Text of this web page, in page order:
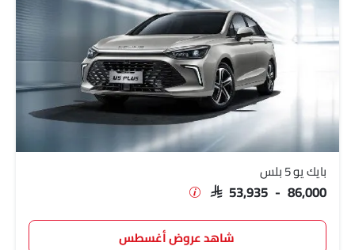
بايك يو 5 بلس
SAR 53,935 - 86,000
شاهد عروض أغسطس